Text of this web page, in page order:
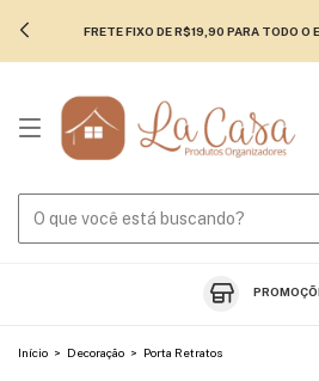
FRETE FIXO DE R$19,90 PARA TODO O
Início > Decoração > Porta Retratos